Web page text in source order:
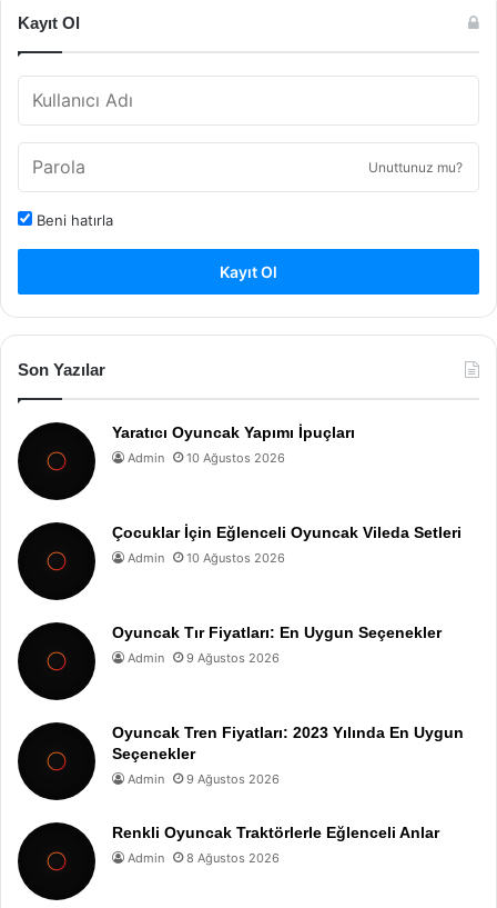
Kayıt Ol
Unuttunuz mu?
Beni hatırla
Kayıt Ol
Son Yazılar
Yaratıcı Oyuncak Yapımı İpuçları
Admin 10 Ağustos 2026
Çocuklar İçin Eğlenceli Oyuncak Vileda Setleri
Admin 10 Ağustos 2026
Oyuncak Tır Fiyatları: En Uygun Seçenekler
Admin 9 Ağustos 2026
Oyuncak Tren Fiyatları: 2023 Yılında En Uygun
Seçenekler
Admin 9 Ağustos 2026
Renkli Oyuncak Traktörlerle Eğlenceli Anlar
Admin 8 Ağustos 2026